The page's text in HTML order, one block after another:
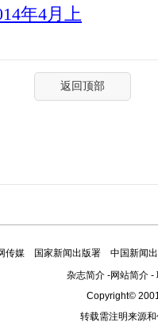
年4月上
返回顶部
传媒 国家新闻出版署
中国新闻
杂志简介-网站简介-
Copyright©
转载需注明来源